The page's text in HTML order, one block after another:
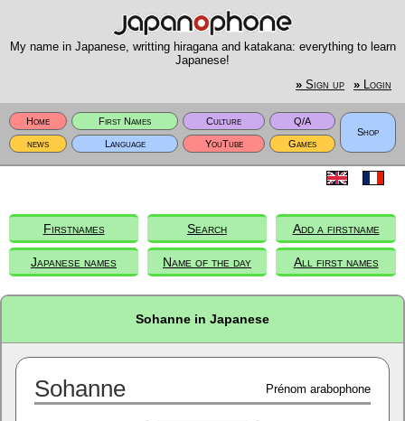
My name in Japanese, writting hiragana and katakana: everything to learn
Japanese!
» Sign up » Login
Home First Names Culture
Q/A
Shop
news
Language YouTube Games
Firstnames Search Add a firstname
Japanese names Name of the day All first names
Sohanne in Japanese
Sohanne Prénom arabophone